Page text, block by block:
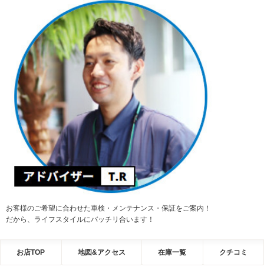
お客様のご希望に合わせた車検・メンテナンス・保証をご案内！
だから、ライフスタイルにバッチリ合います！
お店TOP 地図&アクセス 在庫一覧 クチコミ